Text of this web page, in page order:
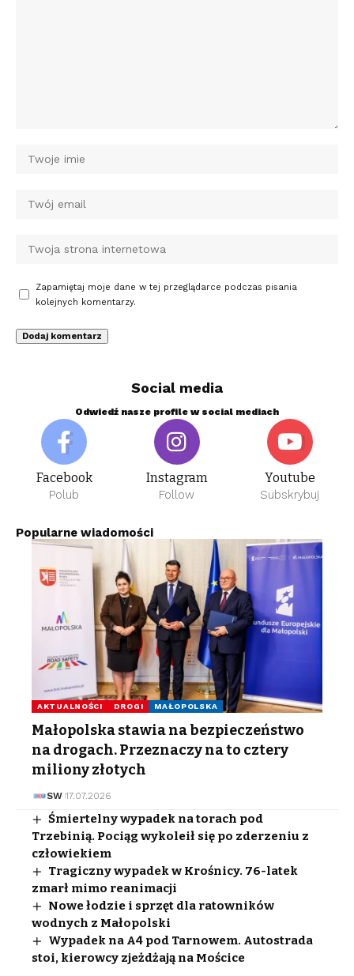
Zapamiętaj moje dane w tej przeglądarce podczas pisania
kolejnych komentarzy.
Social media
Odwiedź nasze profile w social mediach
Facebook
Polub
Instagram
Follow
Youtube
Subskrybuj
Popularne wiadomości
AKTUALNOŚCI DROGI MAŁOPOLSKA
Małopolska stawia na bezpieczeństwo
na drogach. Przeznaczy na to cztery
miliony złotych
SW 17.07.2026
Śmiertelny wypadek na torach pod
Trzebinią. Pociąg wykoleił się po zderzeniu z
człowiekiem
Tragiczny wypadek w Krośnicy. 76-latek
zmarł mimo reanimacji
Nowe łodzie i sprzęt dla ratowników
wodnych z Małopolski
Wypadek na A4 pod Tarnowem. Autostrada
stoi, kierowcy zjeżdżają na Mościce